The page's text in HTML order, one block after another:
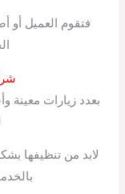
فتقوم العميل أو
بعدد زيارات معينة
لابد من تنظيفها